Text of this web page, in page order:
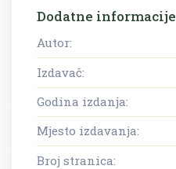
Dodatne informacije
Autor:
Izdavač:
Godina izdanja:
Mjesto izdavanja:
Broj stranica: